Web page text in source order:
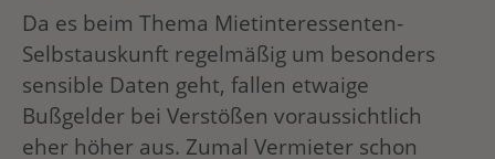
Da es beim Thema Mietinteressenten-
Selbstauskunft regelmäßig um besonders
sensible Daten geht, fallen etwaige
Bußgelder bei Verstößen voraussichtlich
eher höher aus. Zumal Vermieter schon